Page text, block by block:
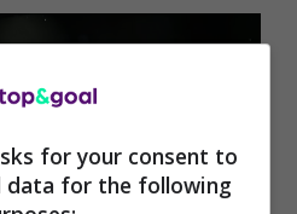
for your consent to
data for the following